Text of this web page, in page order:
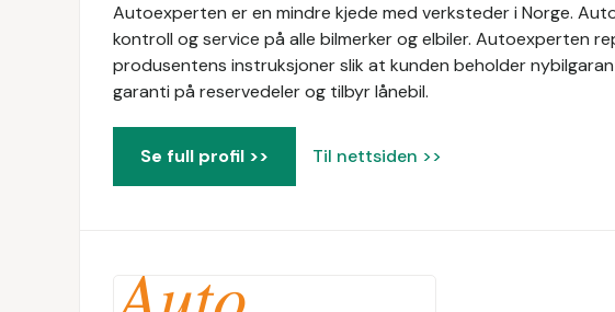
Autoexperten er en mindre kjede med verksteder i Norge.
kontroll og service på alle bilmerker og elbiler. Autoexperten
produsentens instruksjoner slik at kunden beholder
garanti på reservedeler og tilbyr lånebil.
Se full profil >> Til nettsiden >>